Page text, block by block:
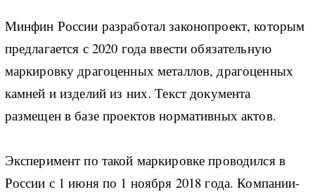
Минфин России разработал законопроект, которым
предлагается с 2020 года ввести обязательную
маркировку драгоценных металлов, драгоценных
камней и изделий из них. Текст документа
размещен в базе проектов нормативных актов.
Эксперимент по такой маркировке проводился в
России с 1 июня по 1 ноября 2018 года. Компании-